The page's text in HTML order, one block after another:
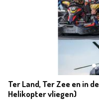
Ter Land, Ter Zee en in
Helikopter vliegen)